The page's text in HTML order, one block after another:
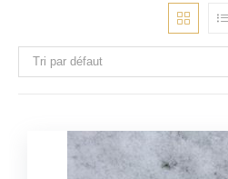
Tri par défaut